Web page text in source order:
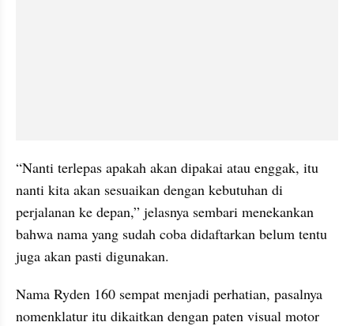
“Nanti terlepas apakah akan dipakai atau enggak, itu
nanti kita akan sesuaikan dengan kebutuhan di
perjalanan ke depan,” jelasnya sembari menekankan
bahwa nama yang sudah coba didaftarkan belum tentu
juga akan pasti digunakan.
Nama Ryden 160 sempat menjadi perhatian, pasalnya
nomenklatur itu dikaitkan dengan paten visual motor